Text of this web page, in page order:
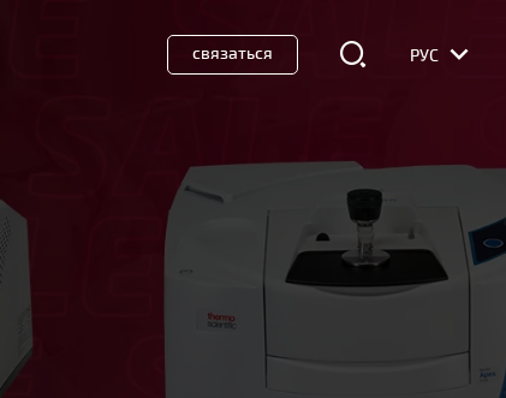
связаться РУС